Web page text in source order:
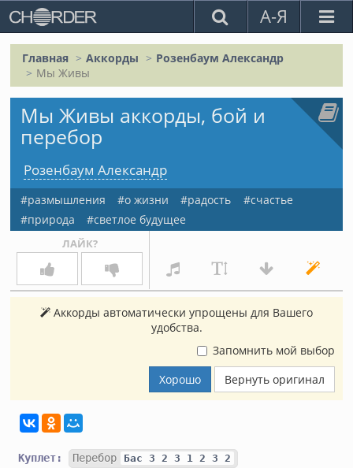
А-Я
Главная Аккорды
Розенбаум Александр
Мы Живы
Мы Живы аккорды, бой и
перебор
Розенбаум Александр
размышления о жизни радость
счастье
природа
светлое будущее
ЛАЙК?
Аккорды автоматически упрощены для Вашего
удобства.
Запомнить мой выбор
Хорошо
Вернуть оригинал
Куплет: Перебор Бас 3 2 3 1 2 3 2